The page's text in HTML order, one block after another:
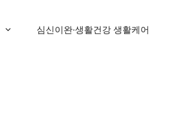
심신이완·생활건강 생활케어